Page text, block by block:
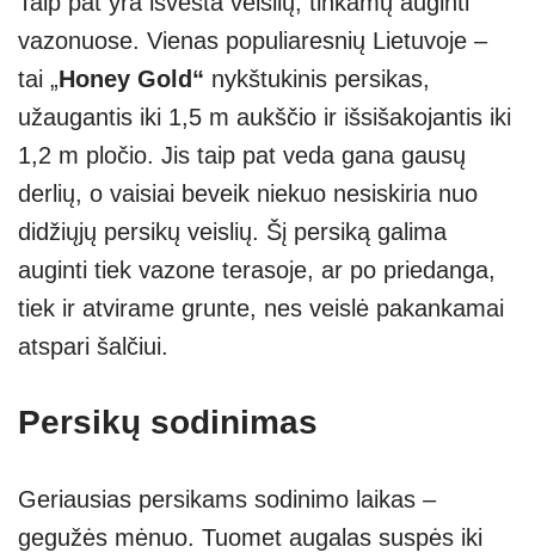
vazonuose. Vienas populiaresnių Lietuvoje –
tai „Honey Gold“ nykštukinis persikas,
užaugantis iki 1,5 m aukščio ir išsišakojantis iki
1,2 m pločio. Jis taip pat veda gana gausų
derlių, o vaisiai beveik niekuo nesiskiria nuo
didžiųjų persikų veislių. Šį persiką galima
auginti tiek vazone terasoje, ar po priedanga,
tiek ir atvirame grunte, nes veislė pakankamai
atspari šalčiui.
Persikų sodinimas
Geriausias persikams sodinimo laikas –
gegužės mėnuo. Tuomet augalas suspės iki